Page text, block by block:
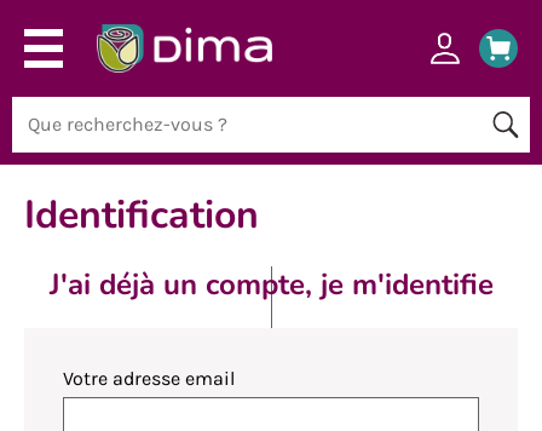
Identification
J'ai déjà un compte, je m'identifie
Votre adresse email